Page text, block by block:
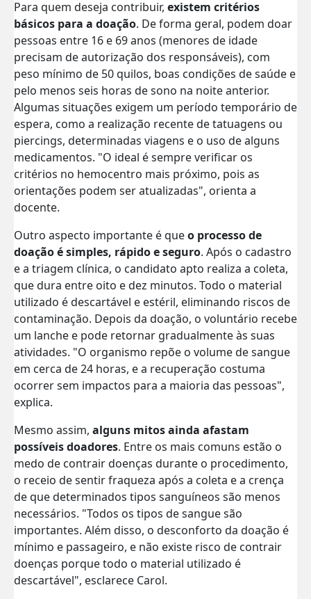
Para quem deseja contribuir, existem critérios
básicos para a doação. De forma geral, podem doar
pessoas entre 16 e 69 anos (menores de idade
precisam de autorização dos responsáveis), com
peso mínimo de 50 quilos, boas condições de saúde e
pelo menos seis horas de sono na noite anterior.
Algumas situações exigem um período temporário de
espera, como a realização recente de tatuagens ou
piercings, determinadas viagens e o uso de alguns
medicamentos. "O ideal é sempre verificar os
critérios no hemocentro mais próximo, pois as
orientações podem ser atualizadas", orienta a
docente.
Outro aspecto importante é queo processo de
doação é simples, rápido e seguro. Após o cadastro
e a triagem clínica, o candidato apto realiza a coleta,
que dura entre oito e dez minutos. Todo o material
utilizado é descartável e estéril, eliminando riscos de
contaminação. Depois da doação, o voluntário recebe
um lanche e pode retornar gradualmente às suas
atividades. "O organismo repõe o volume de sangue
em cerca de 24 horas, e a recuperação costuma
ocorrer sem impactos para a maioria das pessoas",
explica.
Mesmo assim, alguns mitos ainda afastam
possíveis doadores. Entre os mais comuns estão o
medo de contrair doenças durante o procedimento,
o receio de sentir fraqueza após a coleta e a crença
de que determinados tipos sanguíneos são menos
necessários. "Todos os tipos de sangue são
importantes. Além disso, o desconforto da doação é
mínimo e passageiro, e não existe risco de contrair
doenças porque todo o material utilizado é
descartável", esclarece Carol.